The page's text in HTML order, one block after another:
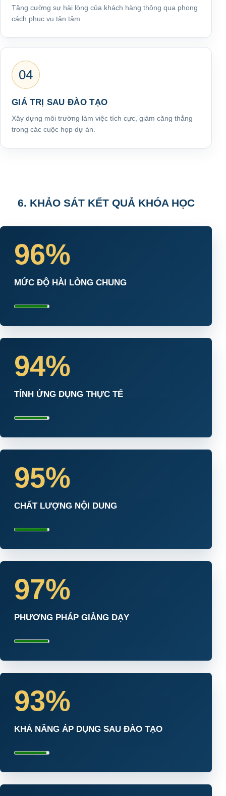
Tăng cường sự hài lòng của khách hàng thông qua phong
cách phục vụ tận tâm.
04
GIÁ TRỊ SAU ĐÀO TẠO
Xây dựng môi trường làm việc tích cực, giảm căng thẳng
trong các cuộc họp dự án.
6. KHẢO SÁT KẾT QUẢ KHÓA HỌC
96%
MỨC ĐỘ HÀI LÒNG CHUNG
94%
TÍNH ỨNG DỤNG THỰC TẾ
95%
CHẤT LƯỢNG NỘI DUNG
97%
PHƯƠNG PHÁP GIẢNG DẠY
93%
KHẢ NĂNG ÁP DỤNG SAU ĐÀO TẠO